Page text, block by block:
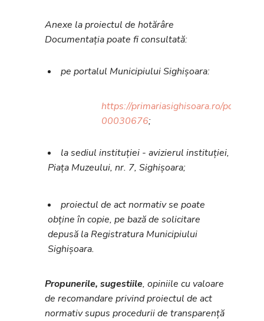
Anexe la proiectul de hotărâre
Documentația poate fi consultată:
pe portalul Municipiului Sighișoara:
https://primariasighisoara.ro/portal/
00030676;
la sediul instituției - avizierul instituției,
Piața Muzeului, nr. 7, Sighișoara;
proiectul de act normativ se poate
obține în copie, pe bază de solicitare
depusă la Registratura Municipiului
Sighișoara.
Propunerile, sugestiile, opiniile cu valoare
de recomandare privind proiectul de act
normativ supus procedurii de transparență